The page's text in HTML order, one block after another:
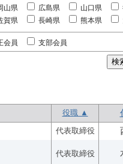
山県
広島県 山口県
賀県
長崎県 熊本県
会員 支部会員
役職 ▲
代表取締役
代表取締役